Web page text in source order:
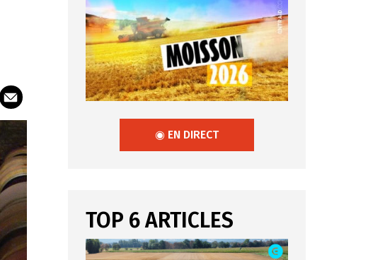
◉ EN DIRECT
TOP 6 ARTICLES